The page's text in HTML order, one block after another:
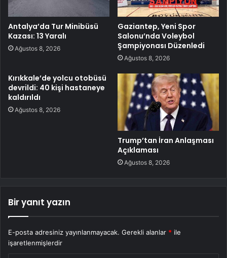
Antalya’da Tur Minibüsü
Kazası: 13 Yaralı
Ağustos 8, 2026
Gaziantep, Yeni Spor
Salonu’nda Voleybol
Şampiyonası Düzenledi
Ağustos 8, 2026
Kırıkkale’de yolcu otobüsü
devrildi: 40 kişi hastaneye
kaldırıldı
Ağustos 8, 2026
Trump’tan İran Anlaşması
Açıklaması
Ağustos 8, 2026
Bir yanıt yazın
E-posta adresiniz yayınlanmayacak. Gerekli alanlar * ile
işaretlenmişlerdir